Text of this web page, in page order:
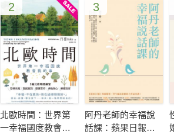
2
北歐時間：世界第
一幸福國度教會我
3
阿丹老師的幸福說
話課：蘋果日報專